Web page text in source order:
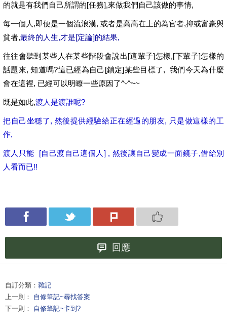
的就是有我們自己所謂的[任務],來做我們自己該做的事情,
每一個人,即便是一個流浪漢, 或者是高高在上的為官者,抑或富豪與
貧者,最終的人生,才是[定論]的結果,
往往會聽到某些人在某些階段會說出[這輩子]怎樣,[下輩子]怎樣的
話題來, 知道嗎?這已經為自己[鎖定]某些目標了, 我們今天為什麼
會在這裡, 已經可以明瞭一些原因了^-^~~
既是如此,渡人是渡誰呢?
把自己坐穩了, 然後提供經驗給正在經過的朋友, 只是做這樣的工
作,
渡人只能 [自己渡自己這個人] , 然後讓自己變成一面鏡子,借給別
人看而已!!
回應
自訂分類： 雜記
上一則： 自修筆記~尋找答案
下一則： 自修筆記~卡到?